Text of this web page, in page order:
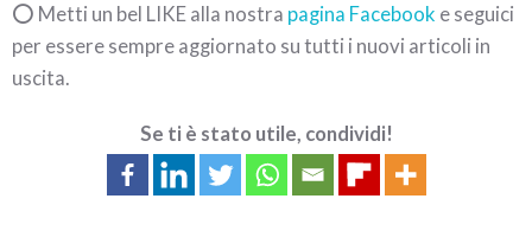
⭕ Metti un bel LIKE alla nostra pagina Facebook e seguici
per essere sempre aggiornato su tutti i nuovi articoli in
uscita.
Se ti è stato utile, condividi!